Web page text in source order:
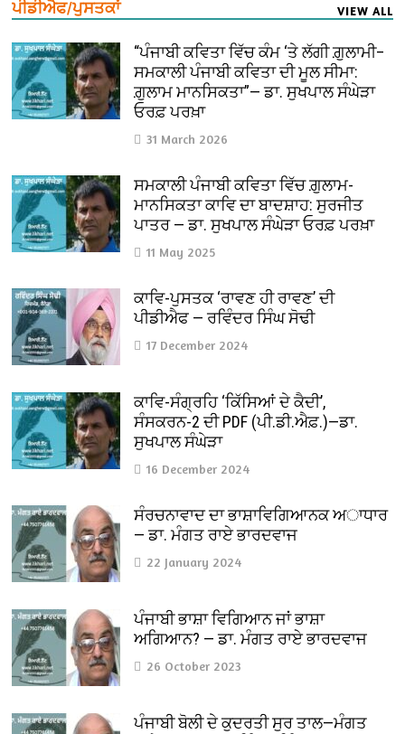
ਪੀਡੀਐਫ/ਪੁਸਤਕਾਂ VIEW ALL
“ਪੰਜਾਬੀ ਕਵਿਤਾ ਵਿੱਚ ਕੰਮ ‘ਤੇ ਲੱਗੀ ਗ਼ੁਲਾਮੀ–
ਸਮਕਾਲੀ ਪੰਜਾਬੀ ਕਵਿਤਾ ਦੀ ਮੂਲ ਸੀਮਾ:
ਗ਼ੁਲਾਮ ਮਾਨਸਿਕਤਾ”— ਡਾ. ਸੁਖਪਾਲ ਸੰਘੇੜਾ
ਓਰਫ਼ ਪਰਖ਼ਾ
31 March 2026
ਸਮਕਾਲੀ ਪੰਜਾਬੀ ਕਵਿਤਾ ਵਿੱਚ ਗ਼ੁਲਾਮ-
ਮਾਨਸਿਕਤਾ ਕਾਵਿ ਦਾ ਬਾਦਸ਼ਾਹ: ਸੁਰਜੀਤ
ਪਾਤਰ — ਡਾ. ਸੁਖਪਾਲ ਸੰਘੇੜਾ ਓਰਫ਼ ਪਰਖ਼ਾ
11 May 2025
ਕਾਵਿ-ਪੁਸਤਕ ‘ਰਾਵਣ ਹੀ ਰਾਵਣ’ ਦੀ
ਪੀਡੀਐਫ — ਰਵਿੰਦਰ ਸਿੰਘ ਸੋਢੀ
17 December 2024
ਕਾਵਿ-ਸੰਗ੍ਰਹਿ ‘ਕਿੱਸਿਆਂ ਦੇ ਕੈਦੀ’,
ਸੰਸਕਰਨ-2 ਦੀ PDF (ਪੀ.ਡੀ.ਐਫ਼.)—ਡਾ.
ਸੁਖਪਾਲ ਸੰਘੇੜਾ
16 December 2024
ਸੰਰਚਨਾਵਾਦ ਦਾ ਭਾਸ਼ਾਵਿਗਿਆਨਕ ਅਾਧਾਰ
— ਡਾ. ਮੰਗਤ ਰਾਏ ਭਾਰਦਵਾਜ
22 January 2024
ਪੰਜਾਬੀ ਭਾਸ਼ਾ ਵਿਗਿਆਨ ਜਾਂ ਭਾਸ਼ਾ
ਅਗਿਆਨ? — ਡਾ. ਮੰਗਤ ਰਾਏ ਭਾਰਦਵਾਜ
26 October 2023
ਪੰਜਾਬੀ ਬੋਲੀ ਦੇ ਕੁਦਰਤੀ ਸੁਰ ਤਾਲ—ਮੰਗਤ